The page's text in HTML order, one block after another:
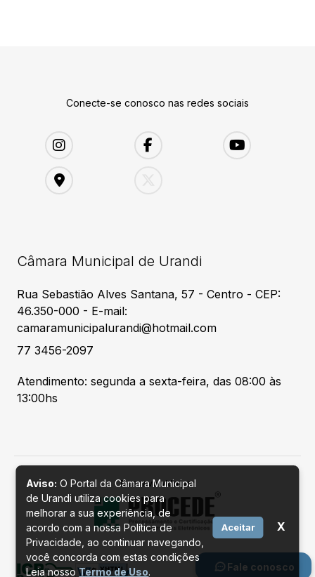
Fale conosco
Conecte-se conosco nas redes sociais
Câmara Municipal de Urandi
Rua Sebastião Alves Santana, 57 - Centro - CEP:
46.350-000 - E-mail:
camaramunicipalurandi@hotmail.com
77 3456-2097
Atendimento: segunda a sexta-feira, das 08:00 às
13:00hs
Desenvolvido por
Aviso: O Portal da Câmara Municipal
de Urandi utiliza cookies para
melhorar a sua experiência, de
acordo com a nossa Política de
Privacidade, ao continuar navegando,
você concorda com estas condições
Leia nossoTermo de Uso.
Aceitar X